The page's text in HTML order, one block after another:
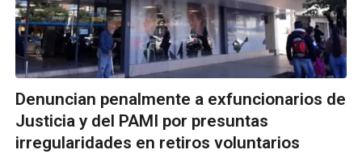
Denuncian penalmente a exfuncionarios de
Justicia y del PAMI por presuntas
irregularidades en retiros voluntarios